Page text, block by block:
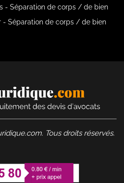
- Séparation de corps / de bien
- Séparation de corps / de bien
Tous droits réservés.